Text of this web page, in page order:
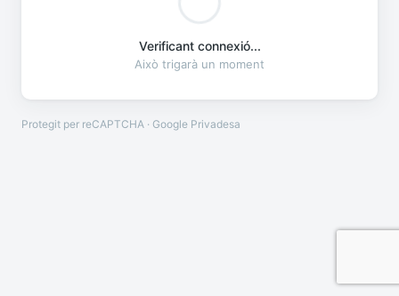
Verificant connexió...
Això trigarà un moment
Protegit per reCAPTCHA · Google Privadesa